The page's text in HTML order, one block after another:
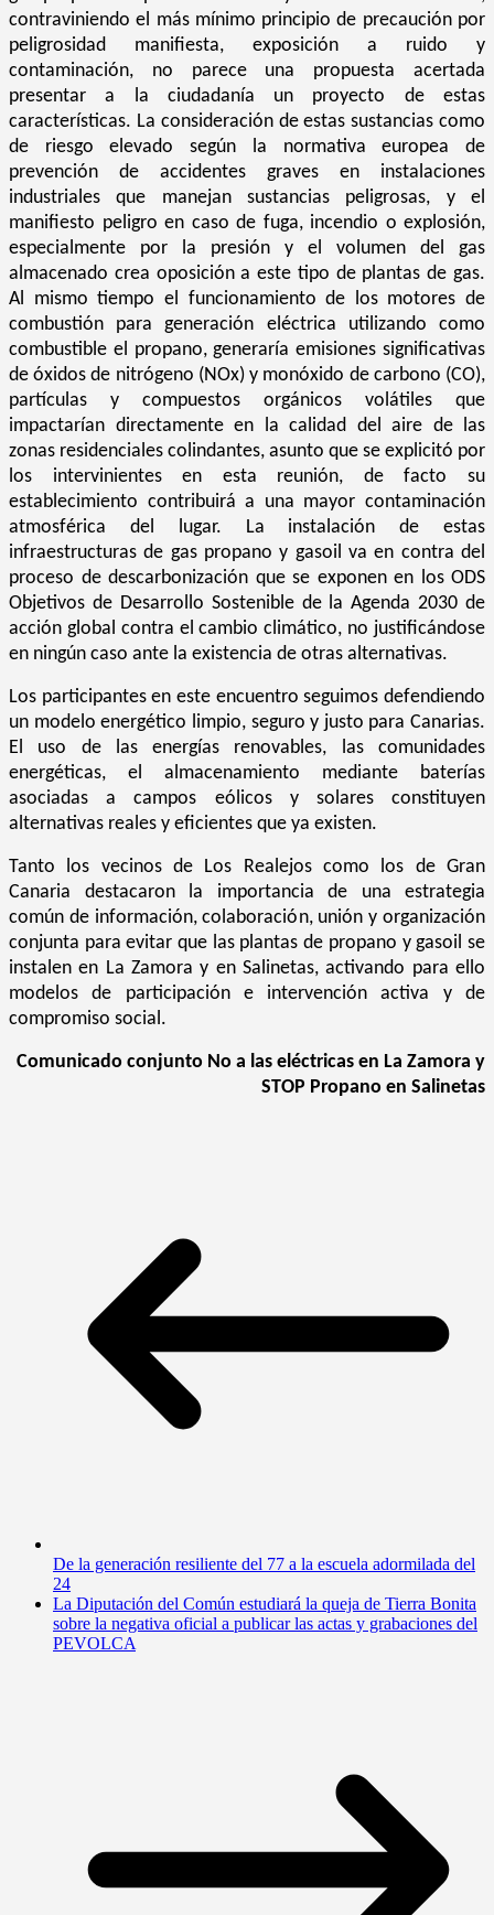
contraviniendo el más mínimo principio de precaución por
peligrosidad manifiesta, exposición a ruido y
contaminación, no parece una propuesta acertada
presentar a la ciudadanía un proyecto de estas
características. La consideración de estas sustancias como
de riesgo elevado según la normativa europea de
prevención de accidentes graves en instalaciones
industriales que manejan sustancias peligrosas, y el
manifiesto peligro en caso de fuga, incendio o explosión,
especialmente por la presión y el volumen del gas
almacenado crea oposición a este tipo de plantas de gas.
Al mismo tiempo el funcionamiento de los motores de
combustión para generación eléctrica utilizando como
combustible el propano, generaría emisiones significativas
de óxidos de nitrógeno (NOx) y monóxido de carbono (CO),
partículas y compuestos orgánicos volátiles que
impactarían directamente en la calidad del aire de las
zonas residenciales colindantes, asunto que se explicitó por
los intervinientes en esta reunión, de facto su
establecimiento contribuirá a una mayor contaminación
atmosférica del lugar. La instalación de estas
infraestructuras de gas propano y gasoil va en contra del
proceso de descarbonización que se exponen en los ODS
Objetivos de Desarrollo Sostenible de la Agenda 2030 de
acción global contra el cambio climático, no justificándose
en ningún caso ante la existencia de otras alternativas.
Los participantes en este encuentro seguimos defendiendo
un modelo energético limpio, seguro y justo para Canarias.
El uso de las energías renovables, las comunidades
energéticas, el almacenamiento mediante baterías
asociadas a campos eólicos y solares constituyen
alternativas reales y eficientes que ya existen.
Tanto los vecinos de Los Realejos como los de Gran
Canaria destacaron la importancia de una estrategia
común de información, colaboración, unión y organización
conjunta para evitar que las plantas de propano y gasoil se
instalen en La Zamora y en Salinetas, activando para ello
modelos de participación e intervención activa y de
compromiso social.
Comunicado conjunto No a las eléctricas en La Zamora y
STOP Propano en Salinetas
De la generación resiliente del 77 a la escuela adormilada del
24
La Diputación del Común estudiará la queja de Tierra Bonita
sobre la negativa oficial a publicar las actas y grabaciones del
PEVOLCA